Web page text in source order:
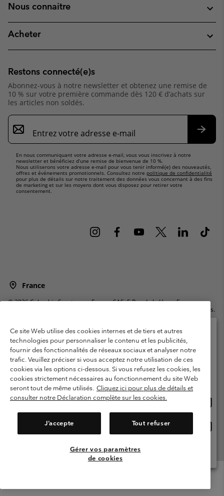
Nous connaitre
Acheter
Restons connecté(e)s
Abonnez-vous à notre newsletter et obtenez une remise de
10 % sur votre première commande dès 120 € d’achats sur
les articles non soldés.
Inscription
par
e-
En nous communiquant votre adresse e-mail, vous vous inscrivez à notre
newsletter et bénéficiez d’une remise de bienvenue de 10 %.
Nous utiliserons votre adresse e-mail pour vous tenir informé(e) des nouveautés,
offres et événements promotionnels. Consultez notre politique de confidentialité
pour plus de détails sur notre traitement des données vous concernant à des fins
de marketing et sur les moyens dont vous disposez pour retirer votre
consentement.
France
©2026Columbia Sportswear Europe SAS. 5 Rue de la Haye, Espace
Européen de l'entreprise 67300 Schiltigheim, France. Tous droits réservés.
Garanties Légales
Politique de confidentialité
Conditions d'utilisation - Membres
Conditions D'utilisation - Contenu généré par l'utilisateur
Impressum
Cookies
Public CBCR
Ce site Web utilise des cookies internes et de tiers et autres
technologies pour personnaliser le contenu et les publicités,
fournir des fonctionnalités de réseaux sociaux et analyser notre
trafic. Veuillez préciser si vous acceptez notre utilisation de ces
cookies via les options ci-dessous. Si vous refusez les cookies, les
cookies strictement nécessaires au fonctionnement du site Web
seront tout de même utilisés. Cliquez ici pour plus de détails et
consulter notre Déclaration complète sur les cookies.
J’accepte Tout refuser
Gérer vos paramètres
de cookies
Veuillez sélectionner votre pays d’expédition et
votre langue
Achats en ligne disponibles
United States
ligne
France
Voir Tous Les Pays